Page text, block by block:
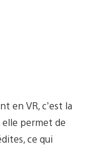
en VR, c’est la
elle permet de
ce qui